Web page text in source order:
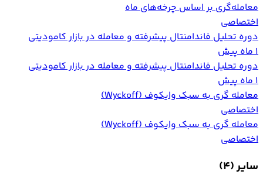
معامله‌گری بر اساس چرخه‌های ماه
اختصاصی
دوره تحلیل فاندامنتال پیشرفته و معامله در بازار کامودیتی
1 ماه پیش
دوره تحلیل فاندامنتال پیشرفته و معامله در بازار کامودیتی
1 ماه پیش
معامله گری به سبک وایکوف (Wyckoff)
اختصاصی
معامله گری به سبک وایکوف (Wyckoff)
اختصاصی
سایر(4)